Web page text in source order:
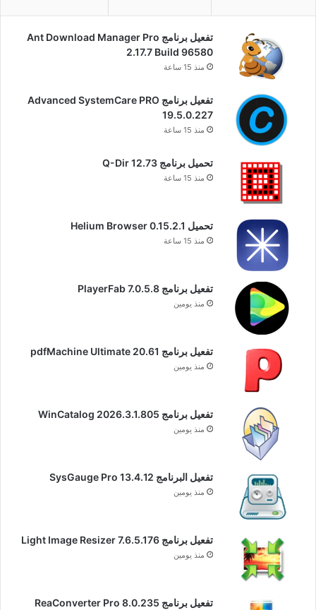
تفعيل برنامج Ant Download Manager Pro
2.17.7 Build 96580
منذ 15 ساعة
تفعيل برنامج Advanced SystemCare PRO
19.5.0.227
منذ 15 ساعة
تحميل برنامج Q-Dir 12.73
منذ 15 ساعة
تحميل Helium Browser 0.15.2.1
منذ 15 ساعة
تفعيل برنامج PlayerFab 7.0.5.8
منذ يومين
تفعيل برنامج pdfMachine Ultimate 20.61
منذ يومين
تفعيل برنامج WinCatalog 2026.3.1.805
منذ يومين
تفعيل البرنامج 13.4.12 SysGauge Pro
منذ يومين
تفعيل برنامج Light Image Resizer 7.6.5.176
منذ يومين
تفعيل برنامج ReaConverter Pro 8.0.235